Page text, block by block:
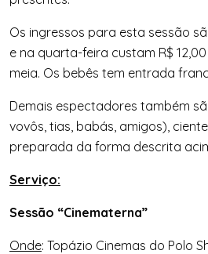
Os ingressos para esta sessão
e na quarta-feira custam R$
meia. Os bebês tem entrada
Demais espectadores também
vovôs, tias, babás, amigos),
preparada da forma descrita
Serviço:
Sessão “Cinematerna”
Onde: Topázio Cinemas do Polo